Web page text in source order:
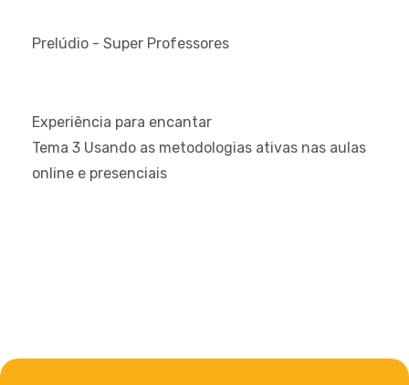
Prelúdio - Super Professores
Experiência para encantar
Tema 3 Usando as metodologias ativas nas aulas
online e presenciais